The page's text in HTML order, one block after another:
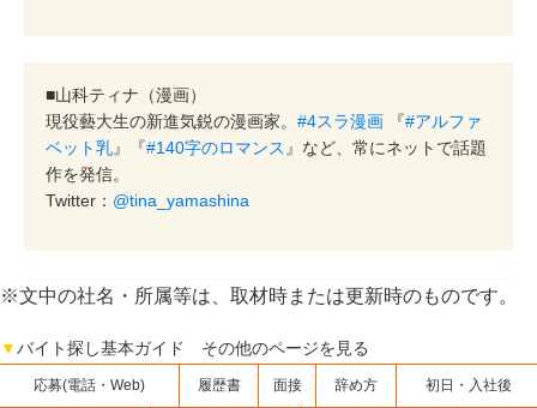
■山科ティナ（漫画）
現役藝大生の新進気鋭の漫画家。 #4スラ漫画 『#アルファ
ベット乳』『#140字のロマンス 』など、常にネットで話題
作を発信。
Twitter： @tina_yamashina
※文中の社名・所属等は、取材時または更新時のものです。
▼バイト探し基本ガイド その他のページを見る
応募(電話・Web) 履歴書 面接 辞め方 初日・入社後